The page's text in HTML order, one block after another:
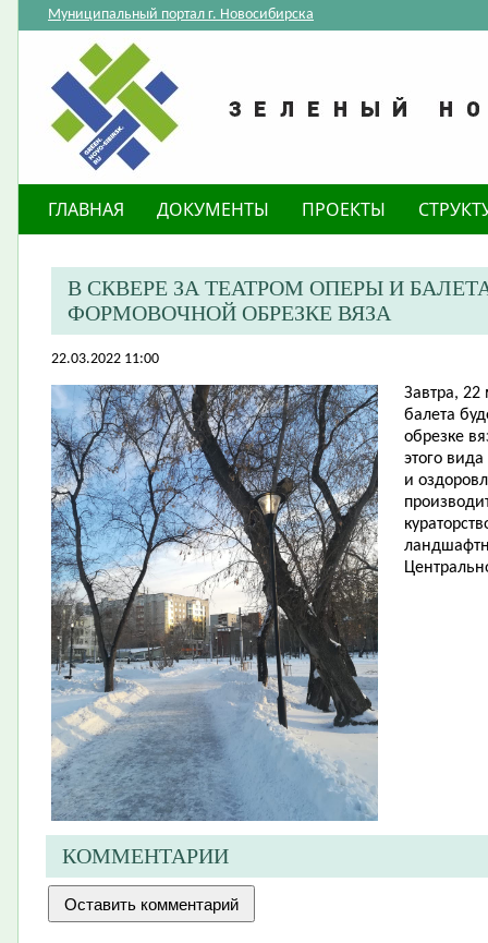
Муниципальный портал г. Новосибирска
ГЛАВНАЯ ДОКУМЕНТЫ ПРОЕКТЫ
В СКВЕРЕ ЗА ТЕАТРОМ ОПЕРЫ И
ФОРМОВОЧНОЙ ОБРЕЗКЕ ВЯЗА
22.03.2022 11:00
Завтра, 22
балета
обрезке
этого
и
КОММЕНТАРИИ